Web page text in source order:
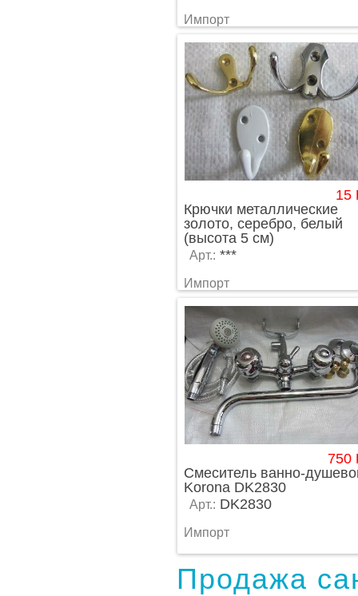
Импорт
15
Крючки металлические
золото, серебро, белый
(высота 5 см)
Арт.: ***
Импорт
750
Смеситель ванно-
Korona DK2830
Арт.: DK2830
Импорт
Продажа